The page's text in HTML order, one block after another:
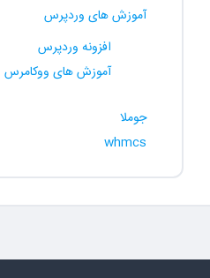
آموزش های وردپرس
افزونه وردپرس
آموزش های ووکامرس
جوملا
whmcs